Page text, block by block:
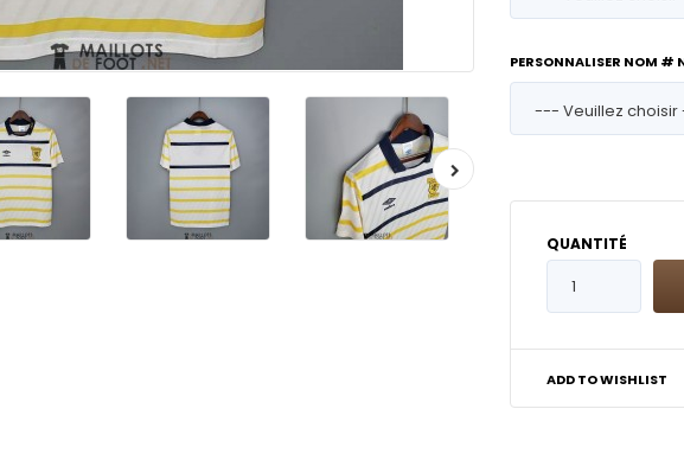
PERSONNALISER NOM #
QUANTITÉ
ADD TO WISHLIST